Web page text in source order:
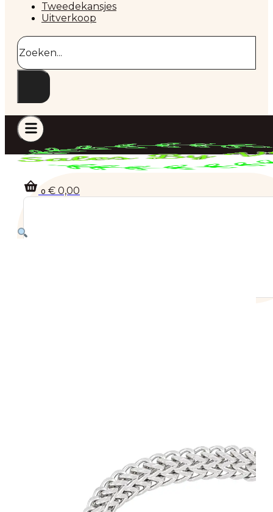
Tweedekansjes
Uitverkoop
Zoeken
0 € 0,00